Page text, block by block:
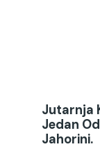
Jutarnja
Jedan
Jahorini.